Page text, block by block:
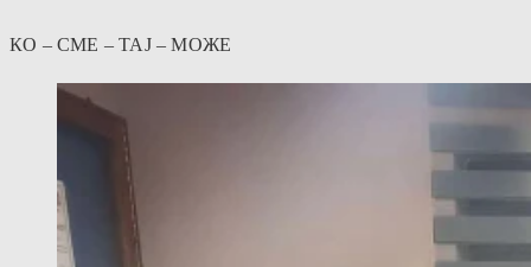
КО – СМЕ – ТАЈ – МОЖЕ